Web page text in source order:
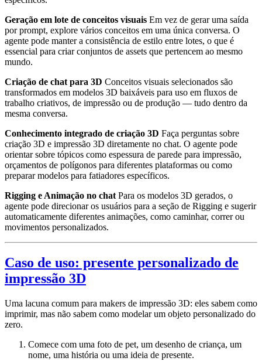
Geração em lote de conceitos visuais Em vez de gerar uma saída
por prompt, explore vários conceitos em uma única conversa. O
agente pode manter a consistência de estilo entre lotes, o que é
essencial para criar conjuntos de assets que pertencem ao mesmo
mundo.
Criação de chat para 3D Conceitos visuais selecionados são
transformados em modelos 3D baixáveis para uso em fluxos de
trabalho criativos, de impressão ou de produção — tudo dentro da
mesma conversa.
Conhecimento integrado de criação 3D Faça perguntas sobre
criação 3D e impressão 3D diretamente no chat. O agente pode
orientar sobre tópicos como espessura de parede para impressão,
orçamentos de polígonos para diferentes plataformas ou como
preparar modelos para fatiadores específicos.
Rigging e Animação no chat Para os modelos 3D gerados, o
agente pode direcionar os usuários para a seção de Rigging e sugerir
automaticamente diferentes animações, como caminhar, correr ou
movimentos personalizados.
Caso de uso: presente personalizado de
impressão 3D
Uma lacuna comum para makers de impressão 3D: eles sabem como
imprimir, mas não sabem como modelar um objeto personalizado do
zero.
Comece com uma foto de pet, um desenho de criança, um
nome, uma história ou uma ideia de presente.